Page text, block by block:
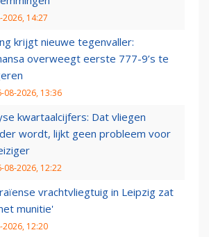
2026, 14:27
krijgt nieuwe tegenvaller:
overweegt eerste 777-9’s te
08-2026, 13:36
kwartaalcijfers: Dat vliegen
wordt, lijkt geen probleem voor
08-2026, 12:22
vrachtvliegtuig in Leipzig zat
munitie'
2026, 12:20